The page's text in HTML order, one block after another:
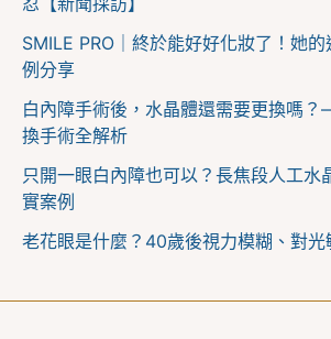
SMILE PRO｜終於能好好化妝了！她
例分享
白內障手術後，水晶體還需要更換嗎
換手術全解析
只開一眼白內障也可以？長焦段人工水
實案例
老花眼是什麼？40歲後視力模糊、對光